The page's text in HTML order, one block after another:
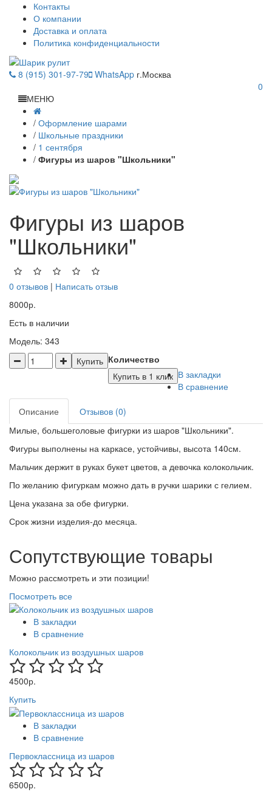
Контакты
О компании
Доставка и оплата
Политика конфиденциальности
8 (915) 301-97-79 WhatsApp г.Москва
0
МЕНЮ
/ Оформление шарами
/ Школьные праздники
/ 1 сентября
/ Фигуры из шаров "Школьники"
Фигуры из шаров
"Школьники"
0 отзывов | Написать отзыв
8000р.
Есть в наличии
Модель: 343
Количество
Купить
Купить в 1 клик В закладки
В сравнение
Описание
Отзывов (0)
Милые, большеголовые фигурки из шаров "Школьники".
Фигуры выполнены на каркасе, устойчивы, высота 140см.
Мальчик держит в руках букет цветов, а девочка колокольчик.
По желанию фигуркам можно дать в ручки шарики с гелием.
Цена указана за обе фигурки.
Срок жизни изделия-до месяца.
Сопутствующие товары
Можно рассмотреть и эти позиции!
Посмотреть все
В закладки
В сравнение
Колокольчик из воздушных шаров
4500р.
Купить
В закладки
В сравнение
Первоклассница из шаров
6500р.